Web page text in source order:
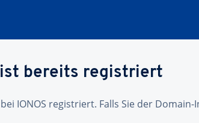
ist bereits registriert
IONOS registriert. Falls Sie der